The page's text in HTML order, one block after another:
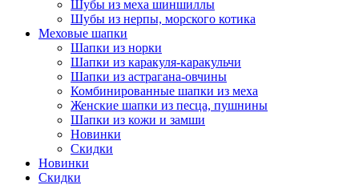
Шубы из меха шиншиллы
Шубы из нерпы, морского котика
Меховые шапки
Шапки из норки
Шапки из каракуля-каракульчи
Шапки из астрагана-овчины
Комбинированные шапки из меха
Женские шапки из песца, пушнины
Шапки из кожи и замши
Новинки
Скидки
Новинки
Скидки